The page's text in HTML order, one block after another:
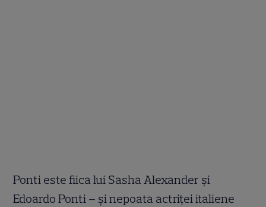
Ponti este fiica lui Sasha Alexander și
Edoardo Ponti – și nepoata actriței italiene